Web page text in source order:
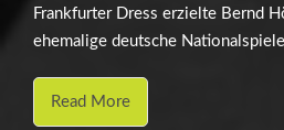
Frankfurter Dress erzielte Bernd
ehemalige deutsche
Read More